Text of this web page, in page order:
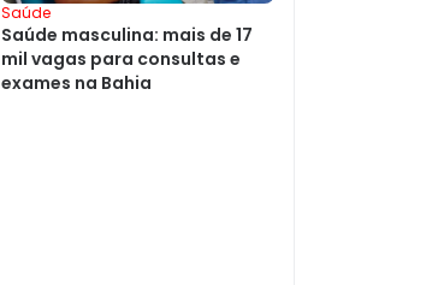
Saúde
Saúde masculina: mais de 17
mil vagas para consultas e
exames na Bahia